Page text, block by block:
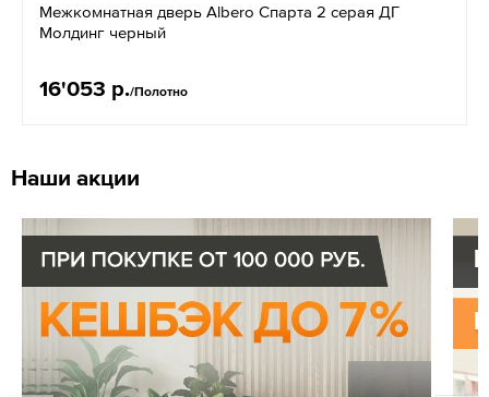
Межкомнатная дверь Albero Спарта 2 серая ДГ
Молдинг черный
16'053 р./Полотно
Наши акции